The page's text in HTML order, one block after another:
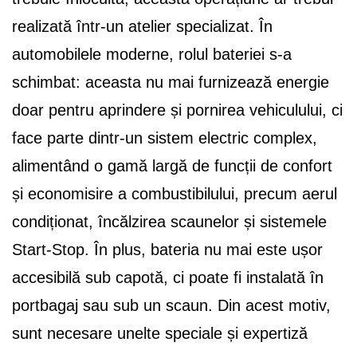
realizată într-un atelier specializat. În
automobilele moderne, rolul bateriei s-a
schimbat: aceasta nu mai furnizează energie
doar pentru aprindere și pornirea vehiculului, ci
face parte dintr-un sistem electric complex,
alimentând o gamă largă de funcții de confort
și economisire a combustibilului, precum aerul
condiționat, încălzirea scaunelor și sistemele
Start-Stop. În plus, bateria nu mai este ușor
accesibilă sub capotă, ci poate fi instalată în
portbagaj sau sub un scaun. Din acest motiv,
sunt necesare unelte speciale și expertiză